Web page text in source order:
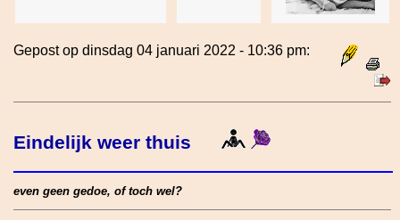
Gepost op dinsdag 04 januari 2022 - 10:36 pm:
Eindelijk weer thuis
even geen gedoe, of toch wel?